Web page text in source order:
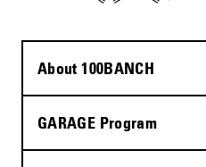
About 100BANCH
GARAGE Program